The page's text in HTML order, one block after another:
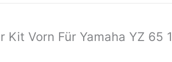
Kit Vorn Für Yamaha YZ 65